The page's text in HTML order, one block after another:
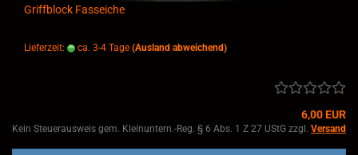
Griffblock Fasseiche
Lieferzeit: ca. 3-4 Tage (Ausland abweichend)
6,00 EUR
Kein Steuerausweis gem. Kleinuntern.-Reg. § 6 Abs. 1 Z 27 UStG zzgl. Versand